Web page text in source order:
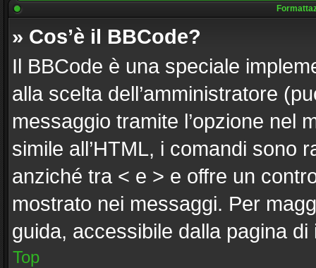
» Cos’è il BBCode?
Il BBCode è una speciale
alla scelta dell’amministratore
messaggio tramite l’opzione nel
simile all’HTML, i comandi sono
anziché tra < e > e offre un
mostrato nei messaggi. Per
guida, accessibile dalla pagina
Top